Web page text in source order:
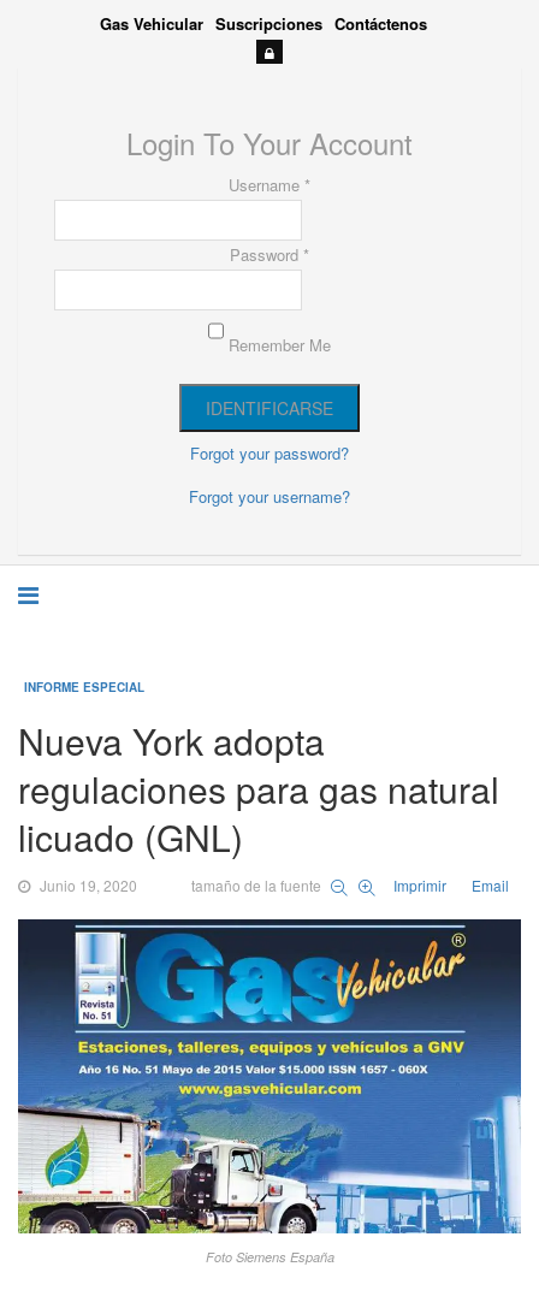
Gas Vehicular Suscripciones Contáctenos
Login To Your Account
Username *
Password *
Remember Me
Forgot your password?
Forgot your username?
INFORME ESPECIAL
Nueva York adopta
regulaciones para gas natural
licuado (GNL)
Junio 19, 2020 tamaño de la fuente Imprimir Email
Foto Siemens España